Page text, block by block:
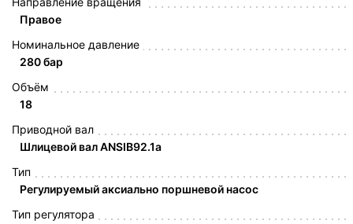
Правое
Номинальное давление
280 бар
Объём
18
Приводной вал
Шлицевой вал ANSIB92.1a
Тип
Регулируемый аксиально поршневой насос
Тип регулятора